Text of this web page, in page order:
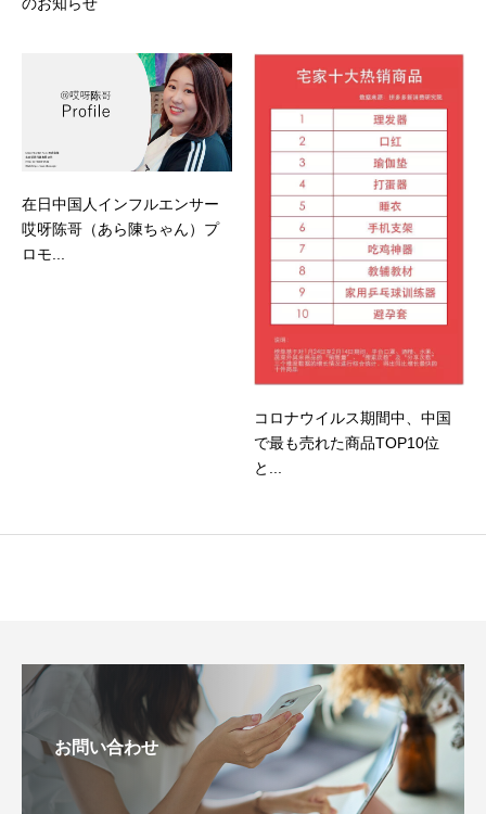
在日中国人インフルエンサー
哎呀陈哥（あら陳ちゃん）プ
ロモ...
コロナウイルス期間中、中国
で最も売れた商品TOP10位
と...
お問い合わせ